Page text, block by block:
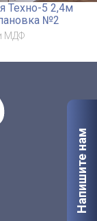
Техно-5 2,4м
№2
МДФ
Напишите нам